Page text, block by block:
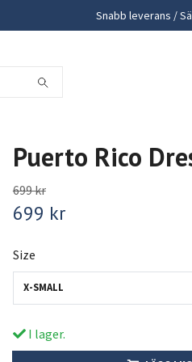
Snabb leverans /
Puerto Rico
699 kr
699 kr
Size
X-SMALL
I lager.